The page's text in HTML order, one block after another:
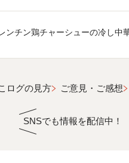
ンチン鶏チャーシューの冷し中
ログの見方 ご意見・ご感想
SNSでも情報を配信中！